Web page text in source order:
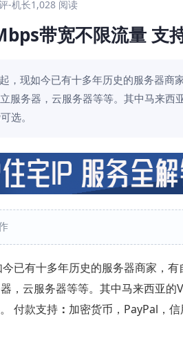
-机长1,028 阅读
带宽不限流量
，现如今已有十多年历史的服务器商
服务器，云服务器等等。其中马来西
选。
已有十多年历史的服务器商家，
，云服务器等等。其中马来西亚
付款支持 ： 加密货币，PayPal，